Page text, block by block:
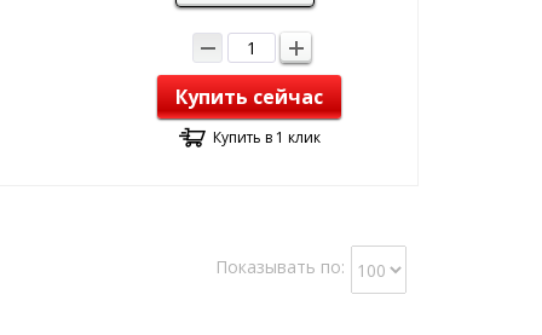
Купить сейчас
Купить в 1 клик
Показывать по: